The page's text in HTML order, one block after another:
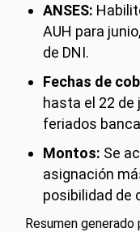
ANSES:
AUH para
de DNI.
Fechas de
hasta el 22
feriados
Montos: Se
asignación
posibilidad de
Resumen